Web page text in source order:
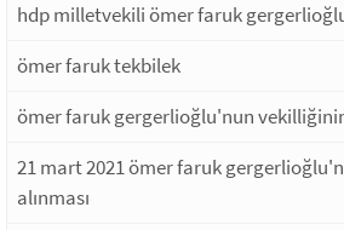
hdp milletvekili ömer faruk
ömer faruk tekbilek
ömer faruk gergerlioğlu'nun
21 mart 2021 ömer faruk
alınması